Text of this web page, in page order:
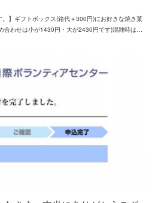
。】ギフトボックス(箱代＋300円)にお好きな焼き菓
合わせは小が1430円・大が2430円です)混雑時は…